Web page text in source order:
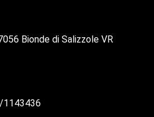
Bionde di Salizzole VR
1143436